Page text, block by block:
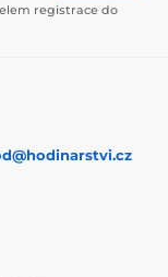
registrace do